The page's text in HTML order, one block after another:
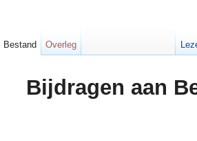
Bijdragen aan
Bestand Overleg